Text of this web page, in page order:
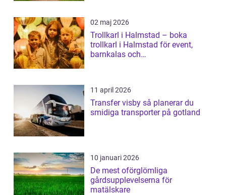
02 maj 2026
Trollkarl i Halmstad – boka
trollkarl i Halmstad för event,
barnkalas och
11 april 2026
Transfer visby så planerar du
smidiga transporter på gotland
10 januari 2026
De mest oförglömliga
gårdsupplevelserna för
matälskare